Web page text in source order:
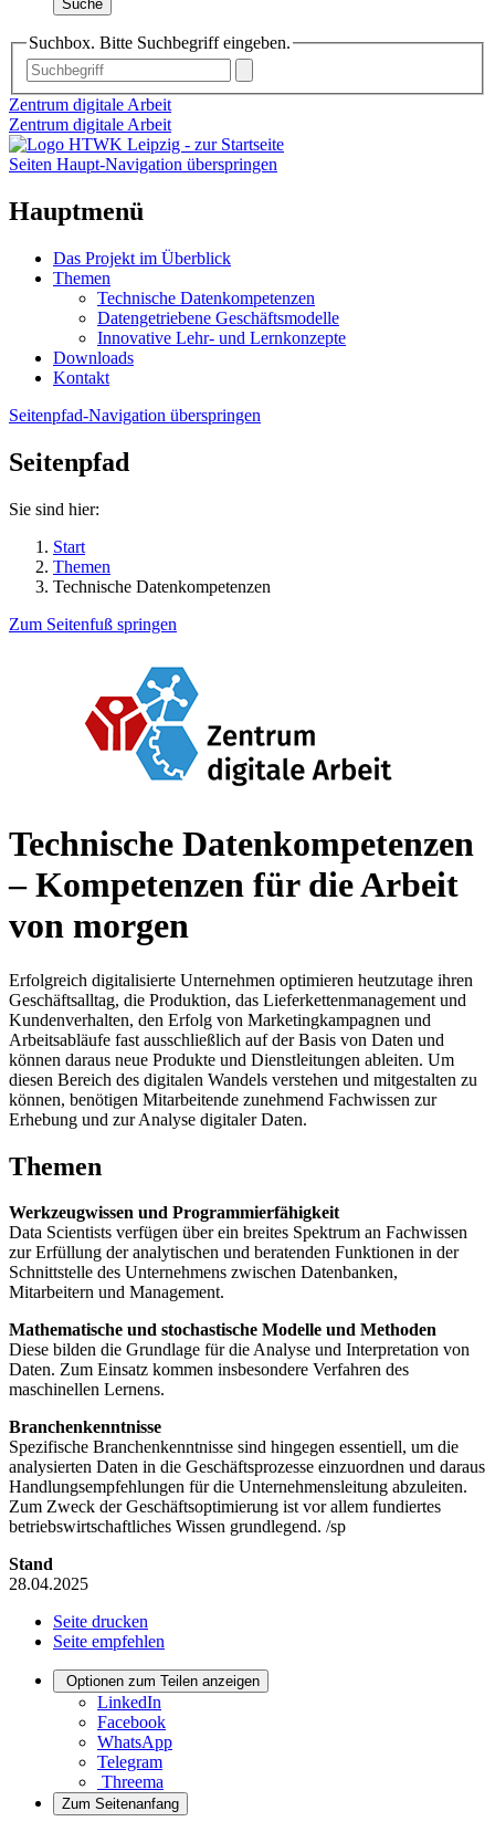
Suche
Suchbox. Bitte Suchbegriff eingeben.
Zentrum digitale Arbeit
Zentrum digitale Arbeit
Seiten Haupt-Navigation überspringen
Hauptmenü
Das Projekt im Überblick
Themen
Technische Datenkompetenzen
Datengetriebene Geschäftsmodelle
Innovative Lehr- und Lernkonzepte
Downloads
Kontakt
Seitenpfad-Navigation überspringen
Seitenpfad
Sie sind hier:
Start
Themen
Technische Datenkompetenzen
Zum Seitenfuß springen
Technische Datenkompetenzen
– Kompetenzen für die Arbeit
von morgen
Erfolgreich digitalisierte Unternehmen optimieren heutzutage ihren
Geschäftsalltag, die Produktion, das Lieferkettenmanagement und
Kundenverhalten, den Erfolg von Marketingkampagnen und
Arbeitsabläufe fast ausschließlich auf der Basis von Daten und
können daraus neue Produkte und Dienstleitungen ableiten. Um
diesen Bereich des digitalen Wandels verstehen und mitgestalten zu
können, benötigen Mitarbeitende zunehmend Fachwissen zur
Erhebung und zur Analyse digitaler Daten.
Themen
Werkzeugwissen und Programmierfähigkeit
Data Scientists verfügen über ein breites Spektrum an Fachwissen
zur Erfüllung der analytischen und beratenden Funktionen in der
Schnittstelle des Unternehmens zwischen Datenbanken,
Mitarbeitern und Management.
Mathematische und stochastische Modelle und Methoden
Diese bilden die Grundlage für die Analyse und Interpretation von
Daten. Zum Einsatz kommen insbesondere Verfahren des
maschinellen Lernens.
Branchenkenntnisse
Spezifische Branchenkenntnisse sind hingegen essentiell, um die
analysierten Daten in die Geschäftsprozesse einzuordnen und daraus
Handlungsempfehlungen für die Unternehmensleitung abzuleiten.
Zum Zweck der Geschäftsoptimierung ist vor allem fundiertes
betriebswirtschaftliches Wissen grundlegend. /sp
Stand
28.04.2025
Seite drucken
Seite empfehlen
Optionen zum Teilen anzeigen
LinkedIn
Facebook
WhatsApp
Telegram
Threema
Zum Seitenanfang